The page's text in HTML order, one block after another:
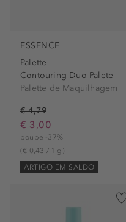
ESSENCE
Palette
Contouring Duo Palete
Palette de Maquilhagem
€ 4,79
€ 3,00
poupe -37%
(€ 0,43 / 1 g)
ARTIGO EM SALDO